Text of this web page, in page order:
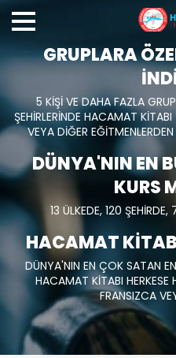
GRUPLARA
5 KİŞİ VE DAHA FAZLA
ŞEHİRLERİNDE HACAMAT
VEYA DİĞER
DÜNYA'NIN EN
KURS
13 ÜLKEDE, 120
HACAMAT
DÜNYA'NIN EN ÇOK SATAN
HACAMAT KİTABI HERKESE
FRANSIZCA